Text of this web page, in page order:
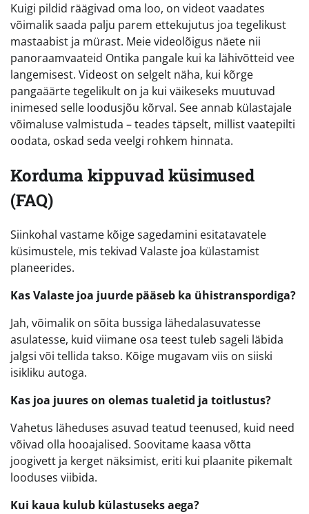
Kuigi pildid räägivad oma loo, on videot vaadates
võimalik saada palju parem ettekujutus joa tegelikust
mastaabist ja mürast. Meie videolõigus näete nii
panoraamvaateid Ontika pangale kui ka lähivõtteid vee
langemisest. Videost on selgelt näha, kui kõrge
pangaäärte tegelikult on ja kui väikeseks muutuvad
inimesed selle loodusjõu kõrval. See annab külastajale
võimaluse valmistuda – teades täpselt, millist vaatepilti
oodata, oskad seda veelgi rohkem hinnata.
Korduma kippuvad küsimused
(FAQ)
Siinkohal vastame kõige sagedamini esitatavatele
küsimustele, mis tekivad Valaste joa külastamist
planeerides.
Kas Valaste joa juurde pääseb ka ühistranspordiga?
Jah, võimalik on sõita bussiga lähedalasuvatesse
asulatesse, kuid viimane osa teest tuleb sageli läbida
jalgsi või tellida takso. Kõige mugavam viis on siiski
isikliku autoga.
Kas joa juures on olemas tualetid ja toitlustus?
Vahetus läheduses asuvad teatud teenused, kuid need
võivad olla hooajalised. Soovitame kaasa võtta
joogivett ja kerget näksimist, eriti kui plaanite pikemalt
looduses viibida.
Kui kaua kulub külastuseks aega?